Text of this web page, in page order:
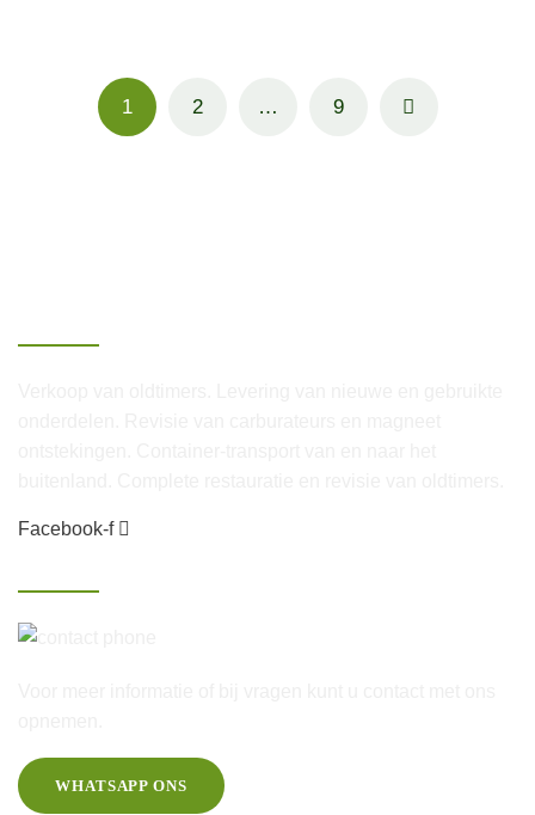
1 2 … 9
Facebook-f
WHATSAPP ONS